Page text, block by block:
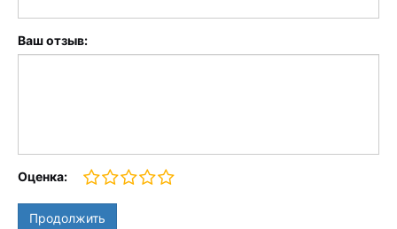
Ваш отзыв:
Оценка:
Продолжить